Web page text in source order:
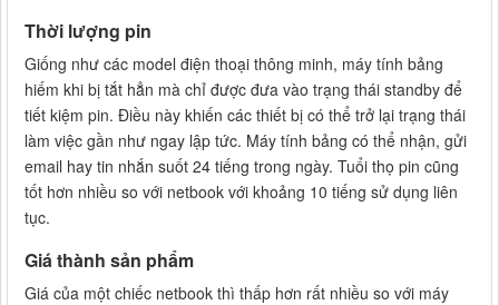
Thời lượng pin
Giống như các model điện thoại thông minh, máy tính bảng
hiếm khi bị tắt hẳn mà chỉ được đưa vào trạng thái standby để
tiết kiệm pin. Điều này khiến các thiết bị có thể trở lại trạng thái
làm việc gần như ngay lập tức. Máy tính bảng có thể nhận, gửi
email hay tin nhắn suốt 24 tiếng trong ngày. Tuổi thọ pin cũng
tốt hơn nhiều so với netbook với khoảng 10 tiếng sử dụng liên
tục.
Giá thành sản phẩm
Giá của một chiếc netbook thì thấp hơn rất nhiều so với máy